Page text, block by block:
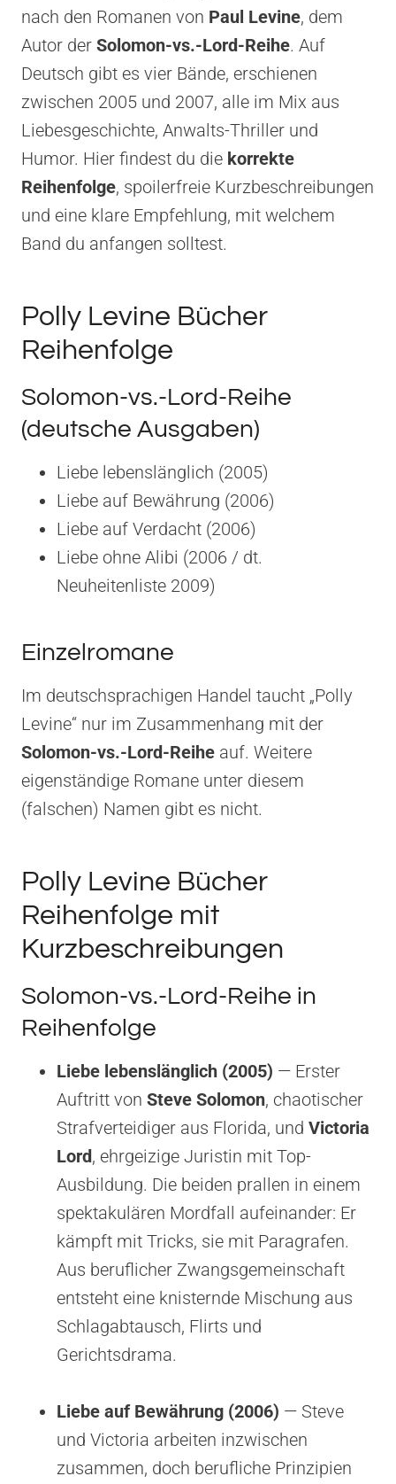
nach den Romanen von Paul Levine, dem
Autor der Solomon-vs.-Lord-Reihe. Auf
Deutsch gibt es vier Bände, erschienen
zwischen 2005 und 2007, alle im Mix aus
Liebesgeschichte, Anwalts-Thriller und
Humor. Hier findest du die korrekte
Reihenfolge, spoilerfreie Kurzbeschreibungen
und eine klare Empfehlung, mit welchem
Band du anfangen solltest.
Polly Levine Bücher
Reihenfolge
Solomon-vs.-Lord-Reihe
(deutsche Ausgaben)
Liebe lebenslänglich (2005)
Liebe auf Bewährung (2006)
Liebe auf Verdacht (2006)
Liebe ohne Alibi (2006 / dt.
Neuheitenliste 2009)
Einzelromane
Im deutschsprachigen Handel taucht „Polly
Levine“ nur im Zusammenhang mit der
Solomon-vs.-Lord-Reihe auf. Weitere
eigenständige Romane unter diesem
(falschen) Namen gibt es nicht.
Polly Levine Bücher
Reihenfolge mit
Kurzbeschreibungen
Solomon-vs.-Lord-Reihe in
Reihenfolge
Liebe lebenslänglich (2005) — Erster
Auftritt von Steve Solomon, chaotischer
Strafverteidiger aus Florida, und Victoria
Lord, ehrgeizige Juristin mit Top-
Ausbildung. Die beiden prallen in einem
spektakulären Mordfall aufeinander: Er
kämpft mit Tricks, sie mit Paragrafen.
Aus beruflicher Zwangsgemeinschaft
entsteht eine knisternde Mischung aus
Schlagabtausch, Flirts und
Gerichtsdrama.
Liebe auf Bewährung (2006) — Steve
und Victoria arbeiten inzwischen
zusammen, doch berufliche Prinzipien